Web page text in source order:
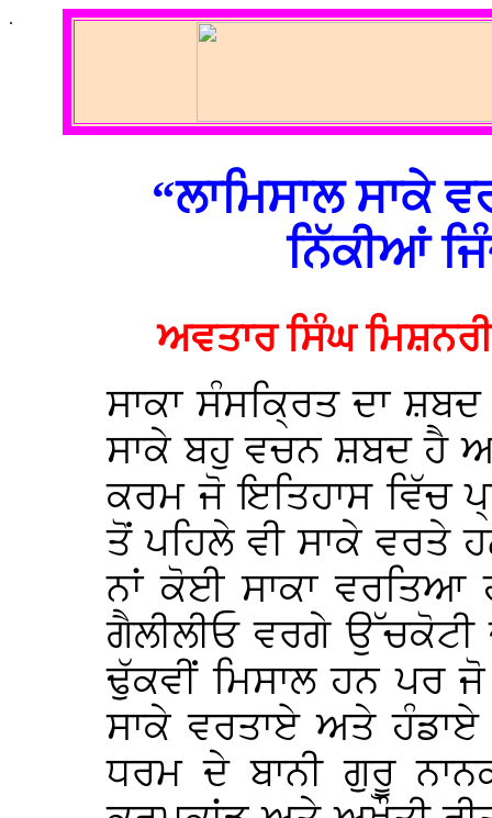
.
“ਲਾਮਿਸਾਲ ਸਾਕੇ
ਨਿੱਕੀਆਂ
ਅਵਤਾਰ ਸਿੰਘ ਮਿਸ਼ਨਰੀ
ਸਾਕਾ ਸੰਸਕ੍ਰਿਤ ਦਾ
ਸਾਕੇ ਬਹੁ ਵਚਨ ਸ਼ਬਦ ਹੈ
ਕਰਮ ਜੋ ਇਤਿਹਾਸ ਵਿੱਚ
ਤੋਂ ਪਹਿਲੇ ਵੀ ਸਾਕੇ ਵਰਤੇ
ਨਾਂ ਕੋਈ ਸਾਕਾ
ਗੈਲੀਲੀਓ ਵਰਗੇ
ਢੁੱਕਵੀਂ ਮਿਸਾਲ ਹਨ ਪਰ ਜੋ
ਸਾਕੇ ਵਰਤਾਏ ਅਤੇ
ਧਰਮ ਦੇ ਬਾਨੀ ਗੁਰੂ